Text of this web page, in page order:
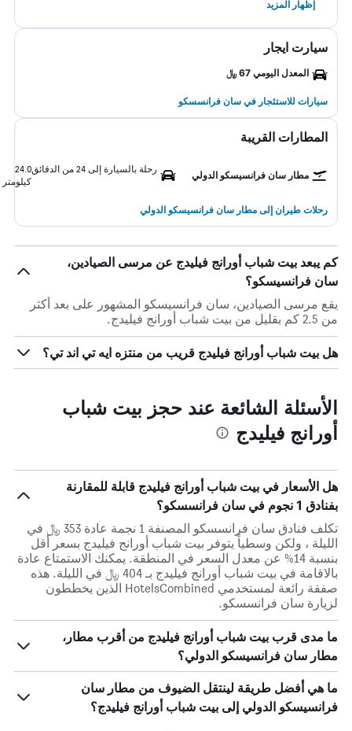
إظهار المزيد
سيارت ايجار
المعدل اليومي 67 ﷼
سيارات للاستئجار في سان فرانسسكو
المطارات القريبة
مطار سان فرانسيسكو الدولي
رحلة بالسيارة إلى 24 من الدقائق
24.0
كيلومتر
رحلات طيران إلى مطار سان فرانسيسكو الدولي
كم يبعد بيت شباب أورانج فيليدج عن مرسى الصيادين،
سان فرانسيسكو؟
يقع مرسى الصيادين، سان فرانسيسكو المشهور على بعد أكثر
من 2.5 كم بقليل من بيت شباب أورانج فيليدج.
هل بيت شباب أورانج فيليدج قريب من منتزه ايه تي اند تي؟
الأسئلة الشائعة عند حجز بيت شباب
أورانج فيليدج
هل الأسعار في بيت شباب أورانج فيليدج قابلة للمقارنة
بفنادق 1 نجوم في سان فرانسسكو؟
تكلف فنادق سان فرانسسكو المصنفة 1 نجمة عادة 353 ﷼ في
الليلة ، ولكن وسطياً يتوفر بيت شباب أورانج فيليدج بسعر أقل
بنسبة 14% عن معدل السعر في المنطقة. يمكنك الاستمتاع عادة
بالاقامة في بيت شباب أورانج فيليدج بـ 404 ﷼ في الليلة. هذه
صفقة رائعة لمستخدمي HotelsCombined الذين يخططون
لزيارة سان فرانسسكو.
ما مدى قرب بيت شباب أورانج فيليدج من أقرب مطار،
مطار سان فرانسيسكو الدولي؟
ما هي أفضل طريقة لينتقل الضيوف من مطار سان
فرانسيسكو الدولي إلى بيت شباب أورانج فيليدج؟